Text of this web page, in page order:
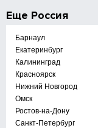
Еще Россия
Барнаул
Екатеринбург
Калининград
Красноярск
Нижний Новгород
Омск
Ростов-на-Дону
Санкт-Петербург